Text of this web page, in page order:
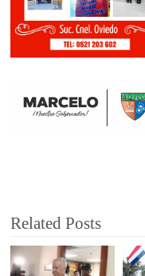
Related Posts